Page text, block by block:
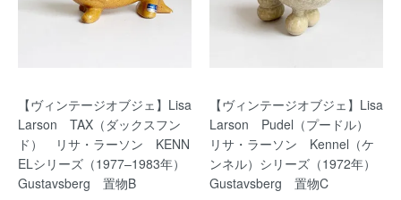
【ヴィンテージオブジェ】Lisa
Larson TAX（ダックスフン
ド） リサ・ラーソン KENN
ELシリーズ（1977–1983年）
Gustavsberg 置物B
【ヴィンテージオブジェ】Lisa
Larson Pudel（プードル）
リサ・ラーソン Kennel（ケ
ンネル）シリーズ（1972年）
Gustavsberg 置物C